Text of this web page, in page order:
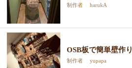
制作者 harukA
OSB板で簡単壁作り
制作者 yupapa